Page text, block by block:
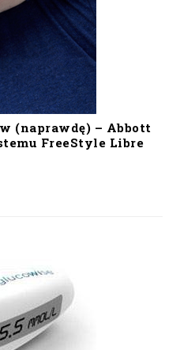
(naprawdę) – Abbott
FreeStyle Libre